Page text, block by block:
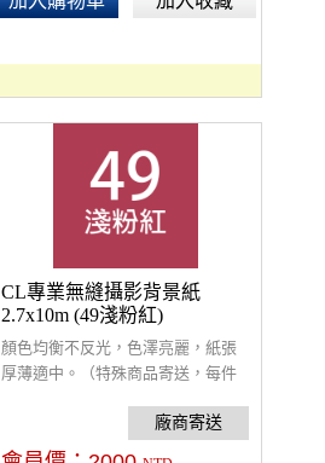
CL專業無縫攝影背景紙
2.7x10m (49淺粉紅)
顏色均衡不反光，色澤亮麗，紙張
厚薄適中。（特殊商品寄送，每件